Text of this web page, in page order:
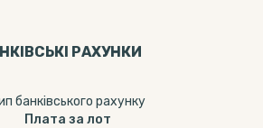
РАХУНКИ
банкiвського рахунку
Плата за лот